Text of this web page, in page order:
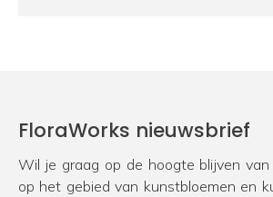
FloraWorks nieuwsbrief
Wil je graag op de hoogte blijven
op het gebied van kunstbloemen en